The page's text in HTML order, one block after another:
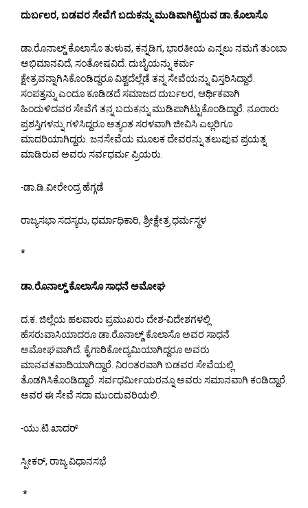
ದುರ್ಬಲರ, ಬಡವರ ಸೇವೆಗೆ ಬದುಕನ್ನು ಮುಡಿಪಾಗಿಟ್ಟಿರುವ ಡಾ.ಕೊಲಾಸೊ
ಡಾ.ರೊನಾಲ್ಡ್ ಕೊಲಾಸೊ ತುಳುವ, ಕನ್ನಡಿಗ, ಭಾರತೀಯ ಎನ್ನಲು ನಮಗೆ ತುಂಬಾ
ಅಭಿಮಾನವಿದೆ, ಸಂತೋಷವಿದೆ. ದುಬೈಯನ್ನು ಕರ್ಮ
ಕ್ಷೇತ್ರವನ್ನಾಗಿಸಿಕೊಂಡಿದ್ದರೂ ವಿಶ್ವದೆಲ್ಲೆಡೆ ತನ್ನ ಸೇವೆಯನ್ನು ವಿಸ್ತರಿಸಿದ್ದಾರೆ.
ಸಂಪತ್ತನ್ನು ಎಂದೂ ಕೂಡಿಡದೆ ಸಮಾಜದ ದುರ್ಬಲರ, ಆರ್ಥಿಕವಾಗಿ
ಹಿಂದುಳಿದವರ ಸೇವೆಗೆ ತನ್ನ ಬದುಕನ್ನು ಮುಡಿಪಾಗಿಟ್ಟುಕೊಂಡಿದ್ದಾರೆ. ನೂರಾರು
ಪ್ರಶಸ್ತಿಗಳನ್ನು ಗಳಿಸಿದ್ದರೂ ಅತ್ಯಂತ ಸರಳವಾಗಿ ಜೀವಿಸಿ ಎಲ್ಲರಿಗೂ
ಮಾದರಿಯಾಗಿದ್ದರು. ಜನಸೇವೆಯ ಮೂಲಕ ದೇವರನ್ನು ತಲುಪುವ ಪ್ರಯತ್ನ
ಮಾಡಿರುವ ಅವರು ಸರ್ವಧರ್ಮ ಪ್ರಿಯರು.
-ಡಾ.ಡಿ.ವೀರೇಂದ್ರ ಹೆಗ್ಗಡೆ
ರಾಜ್ಯಸಭಾ ಸದಸ್ಯರು, ಧರ್ಮಾಧಿಕಾರಿ, ಶ್ರೀಕ್ಷೇತ್ರ ಧರ್ಮಸ್ಥಳ
*
ಡಾ.ರೊನಾಲ್ಡ್ ಕೊಲಾಸೊ ಸಾಧನೆ ಅಮೋಘ
ದ.ಕ. ಜಿಲ್ಲೆಯ ಹಲವಾರು ಪ್ರಮುಖರು ದೇಶ-ವಿದೇಶಗಳಲ್ಲಿ
ಹೆಸರುವಾಸಿಯಾದರೂ ಡಾ.ರೊನಾಲ್ಡ್ ಕೊಲಾಸೊ ಅವರ ಸಾಧನೆ
ಅಮೋಘವಾಗಿದೆ. ಕೈಗಾರಿಕೋದ್ಯಮಿಯಾಗಿದ್ದರೂ ಅವರು
ಮಾನವತವಾದಿಯಾಗಿದ್ದಾರೆ. ನಿರಂತರವಾಗಿ ಬಡವರ ಸೇವೆಯಲ್ಲಿ
ತೊಡಗಿಸಿಕೊಂಡಿದ್ದಾರೆ. ಸರ್ವಧರ್ಮೀಯರನ್ನೂ ಅವರು ಸಮಾನವಾಗಿ ಕಂಡಿದ್ದಾರೆ.
ಅವರ ಈ ಸೇವೆ ಸದಾ ಮುಂದುವರಿಯಲಿ.
-ಯು.ಟಿ.ಖಾದರ್
ಸ್ಪೀಕರ್, ರಾಜ್ಯ ವಿಧಾನಸಭೆ
*